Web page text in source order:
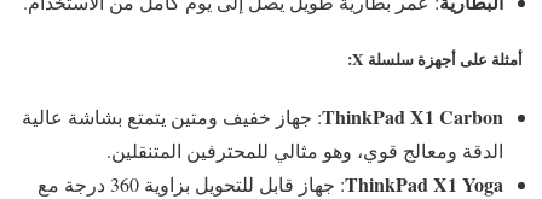
أمثلة على أجهزة سلسلة X :
ThinkPad X1 Carbon: جهاز خفيف ومتين يتمتع بشاشة عالية
الدقة ومعالج قوي، وهو مثالي للمحترفين المتنقلين.
ThinkPad X1 Yoga
: جهاز قابل للتحويل بزاوية 360 درجة مع